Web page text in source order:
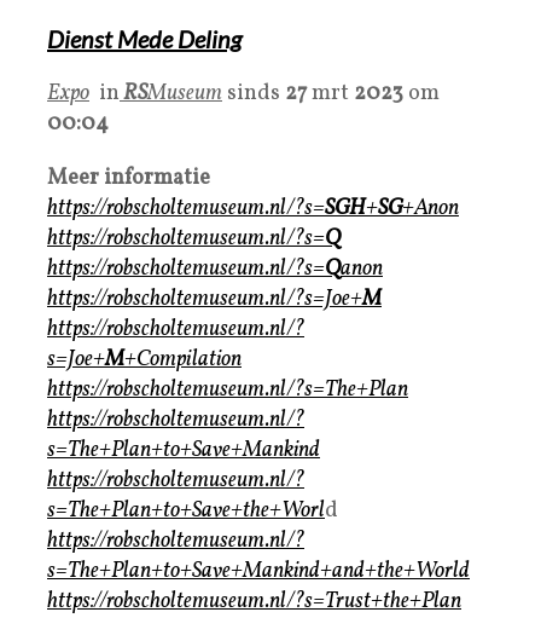
Dienst Mede Deling
Expo inRSMuseum sinds 27mrt 2023 om
00:04
Meer informatie
https://robscholtemuseum.nl/?s=SGH+SG+Anon
https://robscholtemuseum.nl/?s=Q
https://robscholtemuseum.nl/?s=Qanon
https://robscholtemuseum.nl/?s=Joe+M
https://robscholtemuseum.nl/?
s=Joe+M+Compilation
https://robscholtemuseum.nl/?s=The+Plan
https://robscholtemuseum.nl/?
s=The+Plan+to+Save+Mankind
https://robscholtemuseum.nl/?
s=The+Plan+to+Save+the+World
https://robscholtemuseum.nl/?
s=The+Plan+to+Save+Mankind+and+the+World
https://robscholtemuseum.nl/?s=Trust+the+Plan